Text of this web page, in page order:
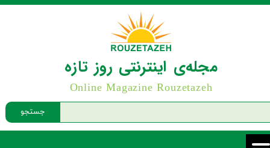
جستجو
مجله‌ی اینترنتی روز تازه
Online Magazine Rouzetazeh